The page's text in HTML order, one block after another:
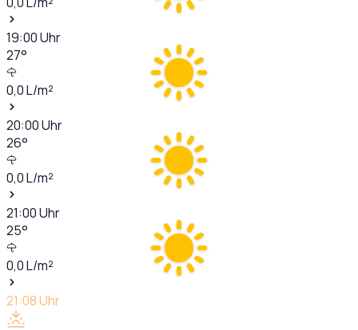
19:00Uhr
27°
0,0L/m²
20:00Uhr
26°
0,0L/m²
21:00Uhr
25°
0,0L/m²
21:08Uhr